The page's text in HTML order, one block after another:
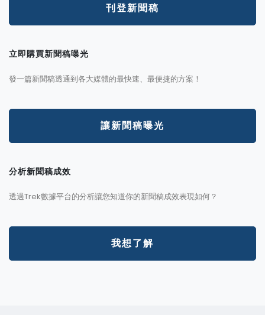
刊登新聞稿
立即購買新聞稿曝光
發一篇新聞稿透通到各大媒體的最快速、最便捷的方案！
讓新聞稿曝光
分析新聞稿成效
透過Trek數據平台的分析讓您知道你的新聞稿成效表現如何？
我想了解